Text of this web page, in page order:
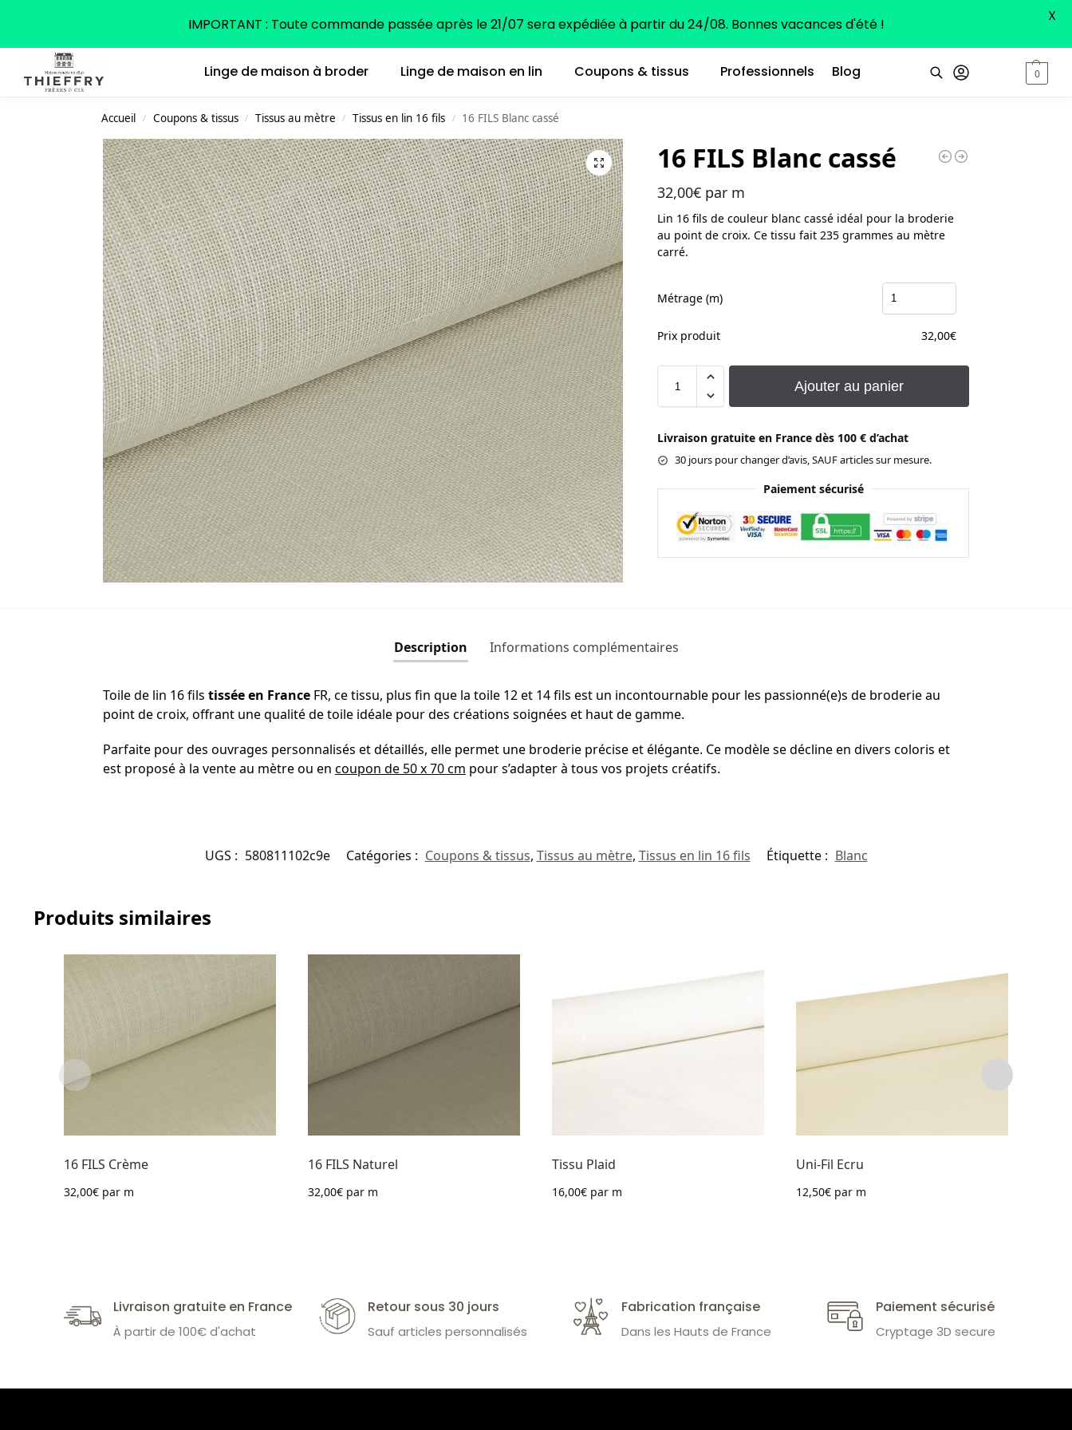
Linge de maison à broder Linge de maison en lin Coupons & tissus Professionnels Blog 0
Accueil / Coupons & tissus / Tissus au mètre / Tissus en lin 16 fils / 16 FILS Blanc cassé
16 FILS Blanc cassé
32,00€ par m
Lin 16 fils de couleur blanc cassé idéal pour la broderie
au point de croix. Ce tissu fait 235 grammes au mètre
carré.
Métrage (m)
Prix produit 32,00€
Ajouter au panier
Livraison gratuite en France dès 100 € d’achat
30 jours pour changer d’avis, SAUF articles sur mesure.
Paiement sécurisé
Description Informations complémentaires
Toile de lin 16 fils tissée en France FR, ce tissu, plus fin que la toile 12 et 14 fils est un incontournable pour les passionné(e)s de broderie au
point de croix, offrant une qualité de toile idéale pour des créations soignées et haut de gamme.
Parfaite pour des ouvrages personnalisés et détaillés, elle permet une broderie précise et élégante. Ce modèle se décline en divers coloris et
est proposé à la vente au mètre ou en coupon de 50 x 70 cm pour s’adapter à tous vos projets créatifs.
UGS : 580811102c9e Catégories : Coupons & tissus, Tissus au mètre, Tissus en lin 16 fils Étiquette : Blanc
Produits similaires
16 FILS Crème
32,00€par m
16 FILS Naturel
32,00€par m
Tissu Plaid
16,00€par m
Uni-Fil Ecru
12,50€ par m
Livraison gratuite en France
À partir de 100€ d'achat
Retour sous 30 jours
Sauf articles personnalisés
Fabrication française
Dans les Hauts de France
Paiement sécurisé
Cryptage 3D secure
IMPORTANT : Toute commande passée après le 21/07 sera expédiée à partir du 24/08. Bonnes vacances d'été ! X